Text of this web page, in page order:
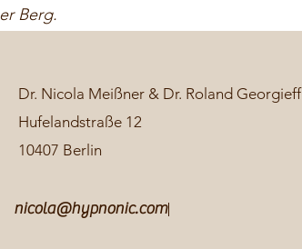
Berg.
Dr. Nicola Meißner & Dr. Roland Georgieff
Hufelandstraße 12
10407 Berlin
nicola@hypnonic.com